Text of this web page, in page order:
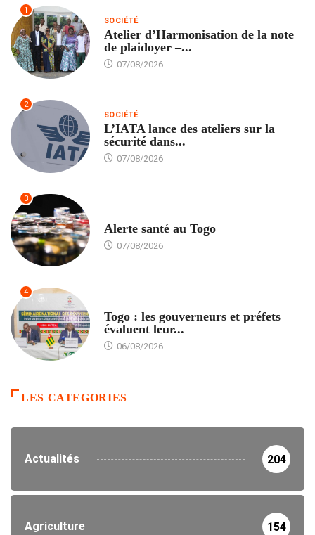
1
SOCIÉTÉ
Atelier d’Harmonisation de la note
de plaidoyer –...
07/08/2026
2
SOCIÉTÉ
L’IATA lance des ateliers sur la
sécurité dans...
07/08/2026
3
Alerte santé au Togo
07/08/2026
4
Togo : les gouverneurs et préfets
évaluent leur...
06/08/2026
LES CATEGORIES
Actualités 204
Agriculture 154